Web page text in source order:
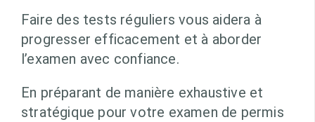
Faire des tests réguliers vous aidera à
progresser efficacement et à aborder
l’examen avec confiance.
En préparant de manière exhaustive et
stratégique pour votre examen de permis